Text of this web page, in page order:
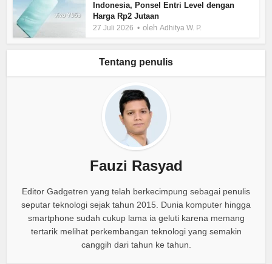
Indonesia, Ponsel Entri Level dengan
Harga Rp2 Jutaan
27 Juli 2026 olehAdhitya W. P.
Tentang penulis
Fauzi Rasyad
Editor Gadgetren yang telah berkecimpung sebagai penulis
seputar teknologi sejak tahun 2015. Dunia komputer hingga
smartphone sudah cukup lama ia geluti karena memang
tertarik melihat perkembangan teknologi yang semakin
canggih dari tahun ke tahun.